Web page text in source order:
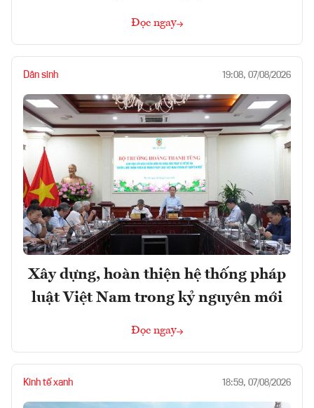
Đọc ngay
Dân sinh 19:08, 07/08/2026
Xây dựng, hoàn thiện hệ thống pháp
luật Việt Nam trong kỷ nguyên mới
Đọc ngay
Kinh tế xanh 18:59, 07/08/2026